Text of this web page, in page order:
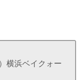
横浜ベイクォー